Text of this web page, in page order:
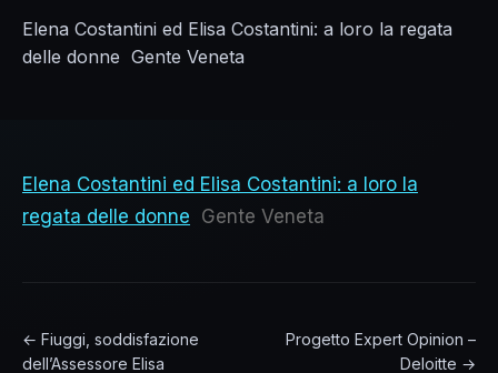
Elena Costantini ed Elisa Costantini: a loro la regata
delle donne Gente Veneta
Elena Costantini ed Elisa Costantini: a loro la
regata delle donne Gente Veneta
← Fiuggi, soddisfazione
dell’Assessore Elisa
Progetto Expert Opinion –
Deloitte →